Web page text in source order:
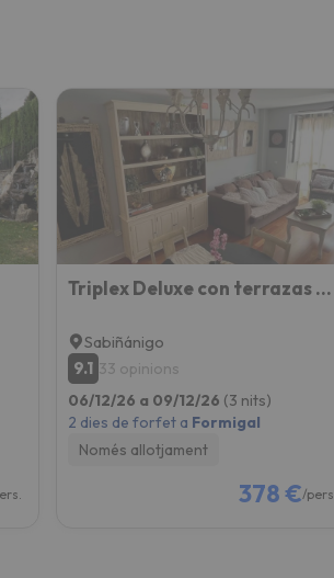
modificar la destinació.
torna.
Triplex Deluxe con terrazas al Pirineo y Golf
Sabiñánigo
9.1 33 opinions
06/12/26 a 09/12/26 (3 nits)
2 dies de forfet a Formigal
Només allotjament
378 €/pers.